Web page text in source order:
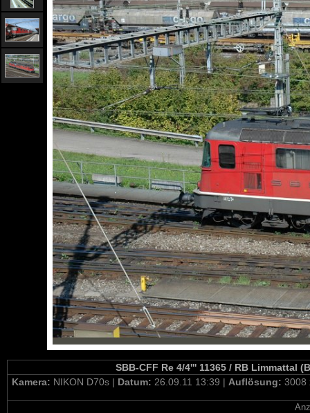
SBB-CFF Re 4/4''' 11365 / RB Limmattal
Kamera: NIKON D70s | Datum: 26.09.11 13:39 | Auflösung: 3008